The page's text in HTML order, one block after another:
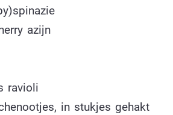
azijn
ravioli
in stukjes gehakt